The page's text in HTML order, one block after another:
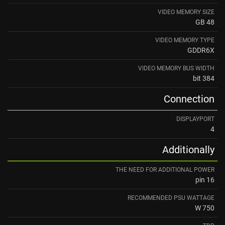
VIDEO MEMORY SIZE
48 GB
VIDEO MEMORY TYPE
GDDR6X
VIDEO MEMORY BUS WIDTH
384 bit
Connection
DISPLAYPORT
4
Additionally
THE NEED FOR ADDITIONAL POWER
16 pin
RECOMMENDED PSU WATTAGE
750 W